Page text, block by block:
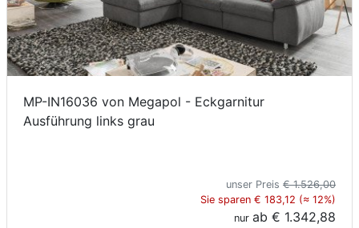
MP-IN16036 von Megapol - Eckgarnitur
Ausführung links grau
unser Preis € 1.526,00
Sie sparen € 183,12 (≈ 12%)
nur ab € 1.342,88